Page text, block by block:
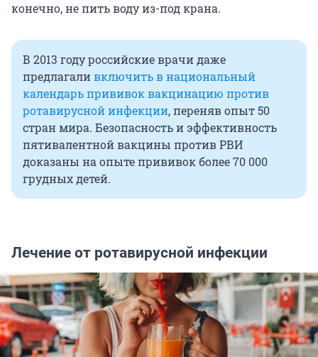
конечно, не пить воду из-под крана.
В 2013 году российские врачи даже
предлагаливключить в национальный
календарь прививок вакцинацию против
ротавирусной инфекции, переняв опыт 50
стран мира. Безопасность и эффективность
пятивалентной вакцины против РВИ
доказаны на опыте прививок более 70 000
грудных детей.
Лечение от ротавирусной инфекции